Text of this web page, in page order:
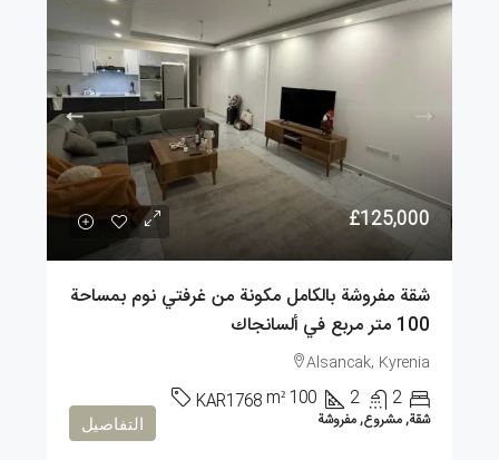
£125,000
شقة مفروشة بالكامل مكونة من غرفتي نوم بمساحة
100 متر مربع في ألسانجاك
Alsancak, Kyrenia
2
2
100
m²
KAR1768
شقة, مشروع, مفروشة التفاصيل